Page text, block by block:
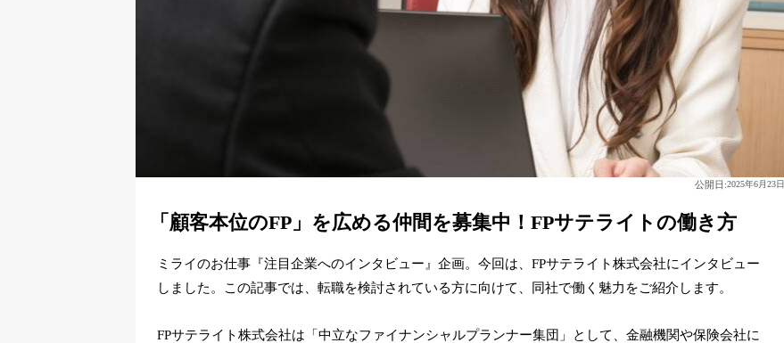
公開日:2025年6月23日
「顧客本位のFP」を広める仲間を募集中！FPサテライトの働き方
ミライのお仕事『注目企業へのインタビュー』企画。今回は、FPサテライト株式会社にインタビュー
しました。この記事では、転職を検討されている方に向けて、同社で働く魅力をご紹介します。
FPサテライト株式会社は「中立なファイナンシャルプランナー集団」として、金融機関や保険会社に